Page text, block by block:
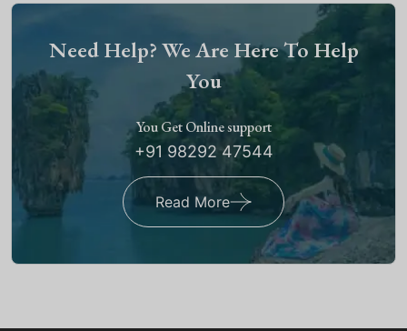
Need Help? We Are Here To Help
You
You Get Online support
+91 98292 47544
Read More